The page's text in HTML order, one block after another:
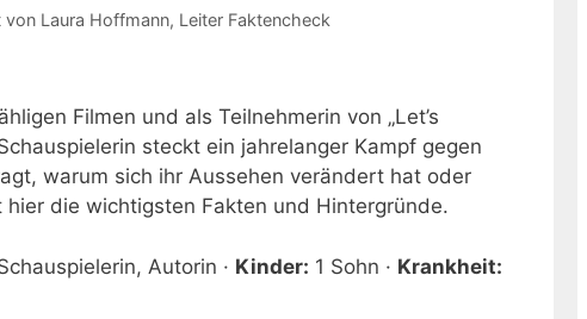
von Laura Hoffmann, Leiter Faktencheck
Filmen und als Teilnehmerin von „Let’s
steckt ein jahrelanger Kampf gegen
warum sich ihr Aussehen verändert hat oder
die wichtigsten Fakten und Hintergründe.
Autorin · Kinder: 1 Sohn · Krankheit: